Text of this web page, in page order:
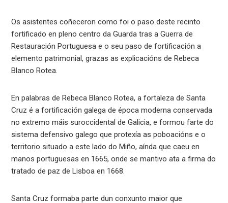
Os asistentes coñeceron como foi o paso deste recinto
fortificado en pleno centro da Guarda tras a Guerra de
Restauración Portuguesa e o seu paso de fortificación a
elemento patrimonial, grazas as explicacións de Rebeca
Blanco Rotea.
En palabras de Rebeca Blanco Rotea, a fortaleza de Santa
Cruz é a fortificación galega de época moderna conservada
no extremo máis suroccidental de Galicia, e formou farte do
sistema defensivo galego que protexía as poboacións e o
territorio situado a este lado do Miño, aínda que caeu en
manos portuguesas en 1665, onde se mantivo ata a firma do
tratado de paz de Lisboa en 1668.
Santa Cruz formaba parte dun conxunto maior que